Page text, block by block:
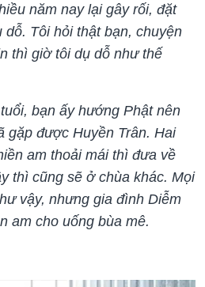
năm nay lại gây rối, đặt
dỗ. Tôi hỏi thật bạn, chuyện
thì giờ tôi dụ dỗ như thế
bạn ấy hướng Phật nên
gặp được Huyền Trân. Hai
am thoải mái thì đưa về
thì cũng sẽ ở chùa khác. Mọi
vậy, nhưng gia đình Diễm
am cho uống bùa mê.